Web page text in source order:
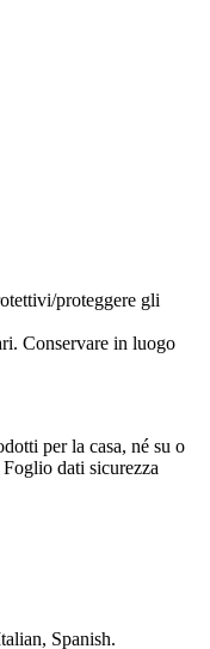
proteggere gli
Conservare in luogo
per la casa, né su o
dati sicurezza
Spanish.